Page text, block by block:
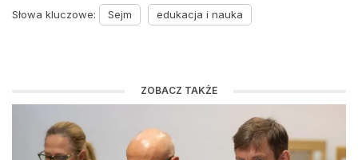
Słowa kluczowe: Sejm edukacja i nauka
ZOBACZ TAKŻE